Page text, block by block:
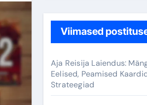
Viimased
Aja Reisija Laiendus:
Eelised, Peamised
Strateegiad